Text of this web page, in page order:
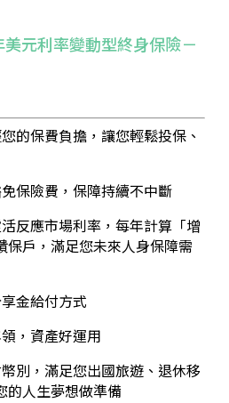
元利率變動型終身保險－
的保費負擔，讓您輕鬆投保、
保險費，保障持續不中斷
反應市場利率，每年計算「增
保戶，滿足您未來人身保障需
金給付方式
，資產好運用
別，滿足您出國旅遊、退休移
的人生夢想做準備